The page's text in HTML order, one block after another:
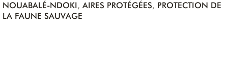
NOUABALÉ-NDOKI, AIRES PROTÉGÉES, PROTECTION DE
LA FAUNE SAUVAGE